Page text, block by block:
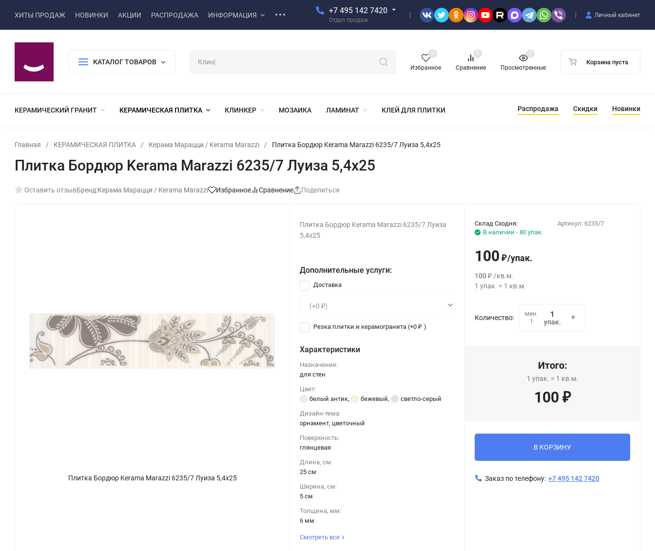
ХИТЫ ПРОДАЖ НОВИНКИ АКЦИИ РАСПРОДАЖА ИНФОРМАЦИЯ +7 495 142 7420
Отдел продаж
Личный кабинет
КАТАЛОГ ТОВАРОВ
Избранное
0
Сравнение
0
Просмотренные
0
Корзина пуста
КЕРАМИЧЕСКИЙ ГРАНИТ КЕРАМИЧЕСКАЯ ПЛИТКА КЛИНКЕР МОЗАИКА ЛАМИНАТ КЛЕЙ ДЛЯ ПЛИТКИ Распродажа Скидки Новинки
Главная / КЕРАМИЧЕСКАЯ ПЛИТКА / Керама Марацци / Kerama Marazzi / Плитка Бордюр Kerama Marazzi 6235/7 Луиза 5,4х25
Плитка Бордюр Kerama Marazzi 6235/7 Луиза 5,4х25
Оставить отзывБренд:Керама Марацци / Kerama Marazzi Избранное Сравнение Поделиться
Плитка Бордюр Kerama Marazzi 6235/7 Луиза 5,4х25
Плитка Бордюр Kerama Marazzi 6235/7 Луиза
5,4х25
Дополнительные услуги:
Доставка
Резка плитки и керамогранита (+0₽ )
Характеристики
Назначение:
для стен
Цвет:
белый антик, бежевый,
светло-серый
Дизайн-тема:
орнамент, цветочный
Поверхность:
глянцевая
Длина, см:
25 см
Ширина, см:
5 см
Толщина, мм:
6 мм
Смотреть все
Артикул: 6235/7
Склад Сходня:
В наличии - 80 упак.
100 ₽/упак.
100 ₽ /кв.м.
1 упак. = 1 кв.м.
Количество:
мин.
1
упак.
Итого:
1 упак. = 1 кв.м.
100 ₽
В КОРЗИНУ
Заказ по телефону: +7 495 142 7420